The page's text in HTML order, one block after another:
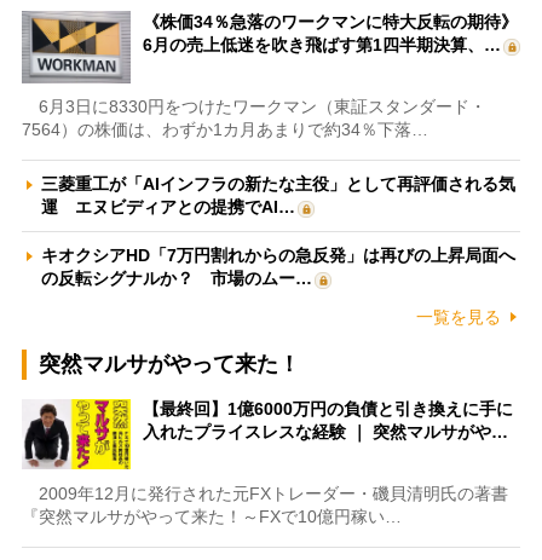
《株価34％急落のワークマンに特大反転の期待》
6月の売上低迷を吹き飛ばす第1四半期決算、…
6月3日に8330円をつけたワークマン（東証スタンダード・
7564）の株価は、わずか1カ月あまりで約34％下落…
三菱重工が「AIインフラの新たな主役」として再評価される気
運 エヌビディアとの提携でAI…
キオクシアHD「7万円割れからの急反発」は再びの上昇局面へ
の反転シグナルか？ 市場のムー…
一覧を見る
突然マルサがやって来た！
【最終回】1億6000万円の負債と引き換えに手に
入れたプライスレスな経験 ｜ 突然マルサがや…
2009年12月に発行された元FXトレーダー・磯貝清明氏の著書
『突然マルサがやって来た！～FXで10億円稼い…